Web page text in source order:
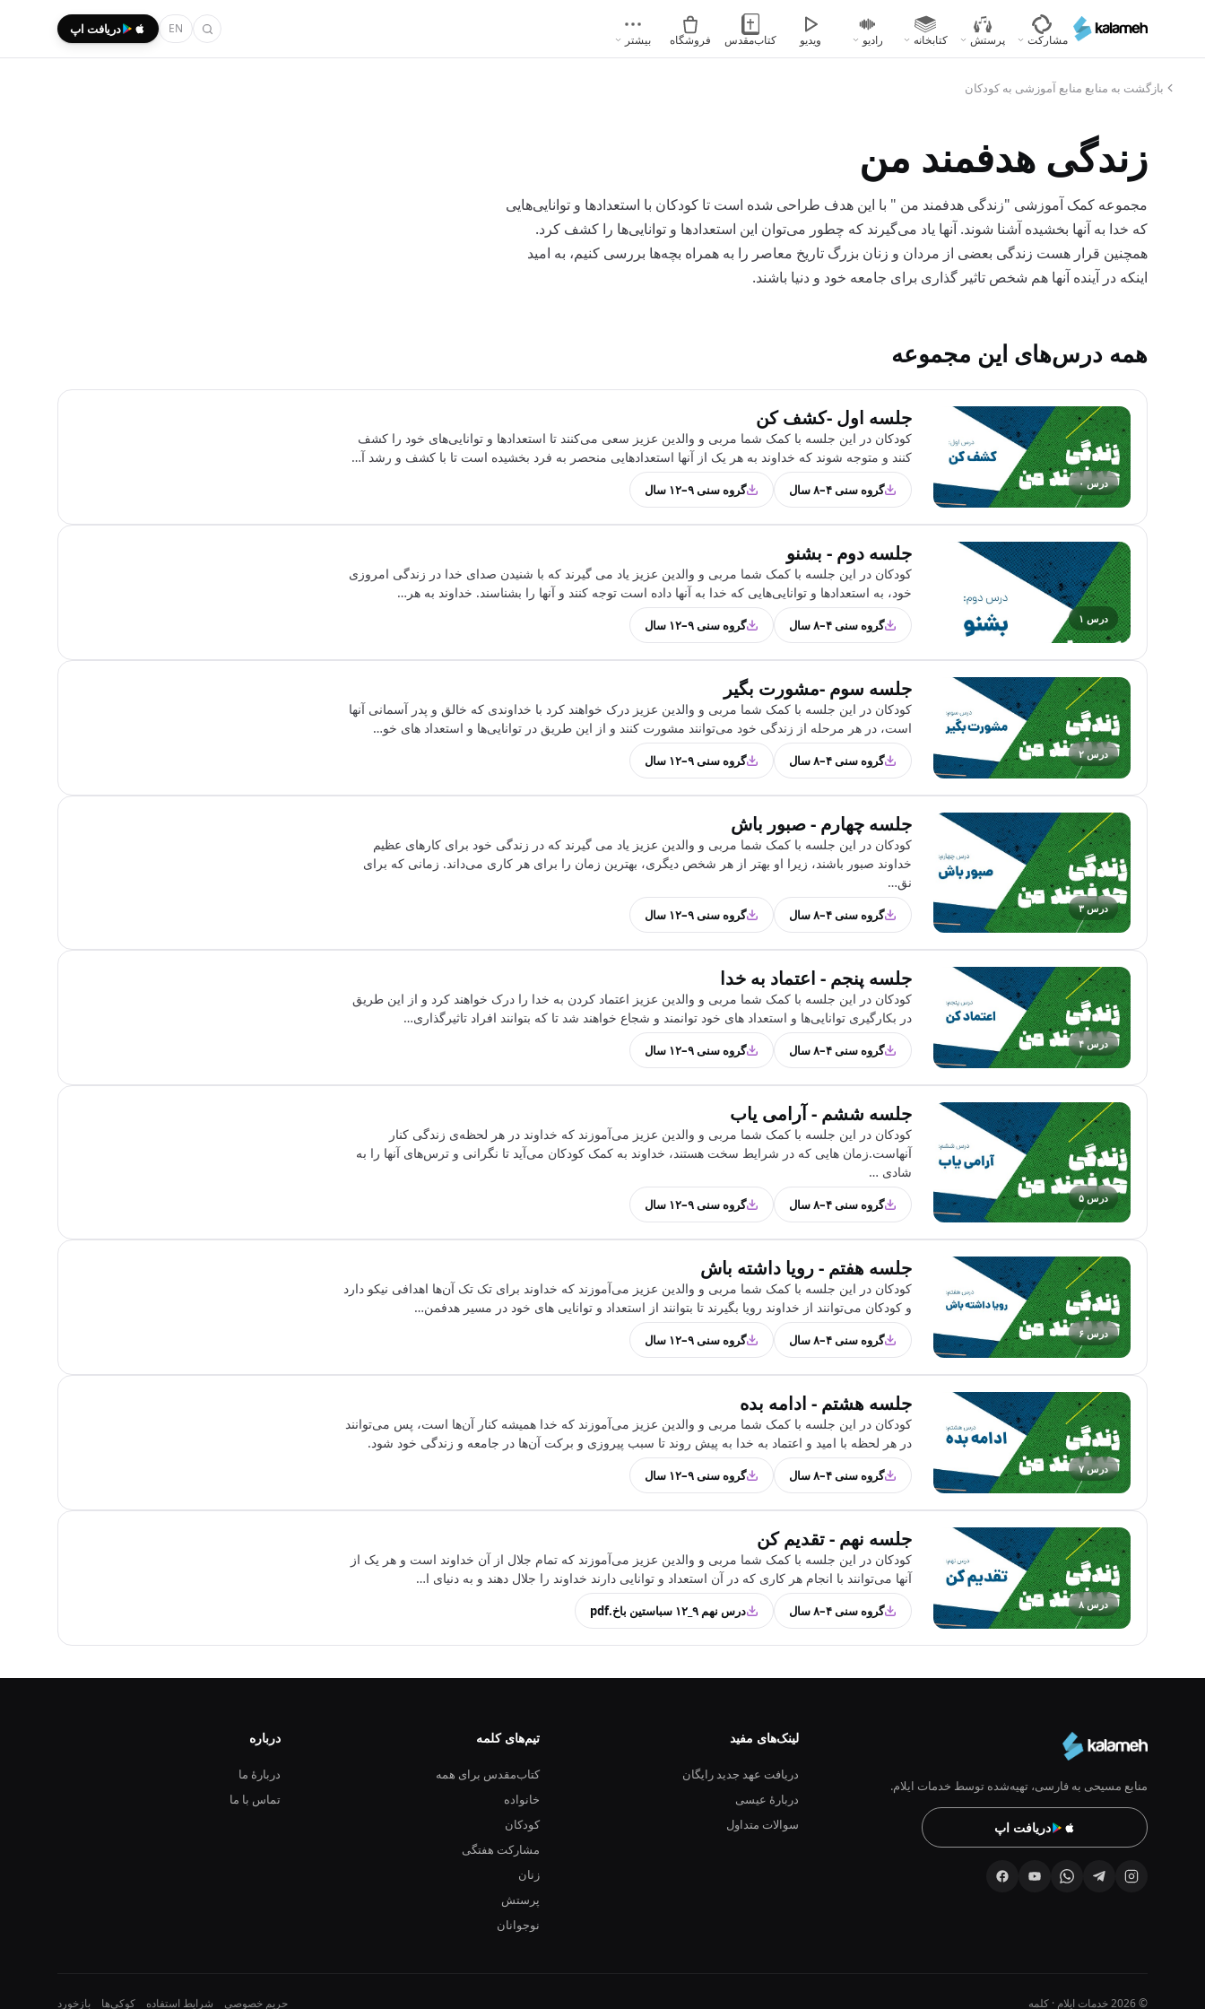
محتوای
مشارکت پرستش کتابخانه رادیو ویدیو کتاب‌مقدس فروشگاه بیشتر
EN دریافت اپ
بازگشت به منابع منابع آموزشی به کودکان
زندگی هدفمند من
مجموعه کمک آموزشی "زندگی هدفمند من " با این هدف طراحی شده است تا کودکان با استعدادها و توانایی‌هایی
که خدا به آنها بخشیده آشنا شوند. آنها یاد می‌گیرند که چطور می‌توان این استعدادها و توانایی‌ها را کشف کرد.
همچنین قرار هست زندگی بعضی از مردان و زنان بزرگ تاریخ معاصر را به همراه بچه‌ها بررسی کنیم، به امید
اینکه در آینده آنها هم شخص تاثیر گذاری برای جامعه خود و دنیا باشند.
همه درس‌های این مجموعه
درس ۰
جلسه اول -کشف کن
کودکان در این جلسه با کمک شما مربی و والدین عزیز سعی می‌کنند تا استعدادها و توانایی‌های خود را کشف
کنند و متوجه شوند که خداوند به هر یک از آنها استعدادهایی منحصر به فرد بخشیده است تا با کشف و رشد آ…
گروه سنی ۴–۸ سال گروه سنی ۹–۱۲ سال
درس ۱
جلسه دوم - بشنو
کودکان در این جلسه با کمک شما مربی و والدین عزیز یاد می گیرند که با شنیدن صدای خدا در زندگی امروزی
خود، به استعدادها و توانایی‌هایی که خدا به آنها داده است توجه کنند و آنها را بشناسند. خداوند به هر…
گروه سنی ۴–۸ سال گروه سنی ۹–۱۲ سال
درس ۲
جلسه سوم -مشورت بگیر
کودکان در این جلسه با کمک شما مربی و والدین عزیز درک خواهند کرد با خداوندی که خالق و پدر آسمانی آنها
است، در هر مرحله از زندگی خود می‌توانند مشورت کنند و از این طریق در توانایی‌‌ها و استعداد های خو…
گروه سنی ۴–۸ سال گروه سنی ۹–۱۲ سال
درس ۳
جلسه چهارم - صبور باش
کودکان در این جلسه با کمک شما مربی و والدین عزیز یاد می گیرند که در زندگی خود برای کارهای عظیم
خداوند صبور باشند، زیرا او بهتر از هر شخص دیگری، بهترین زمان را برای هر کاری می‌داند. زمانی که برای
نق…
گروه سنی ۴–۸ سال گروه سنی ۹–۱۲ سال
درس ۴
جلسه پنجم - اعتماد به خدا
کودکان در این جلسه با کمک شما مربی و والدین عزیز اعتماد کردن به خدا را درک خواهند کرد و از این طریق
در بکارگیری توانایی‌‌ها و استعداد های خود توانمند و شجاع خواهند شد تا که بتوانند افراد تاثیرگذاری…
گروه سنی ۴–۸ سال گروه سنی ۹–۱۲ سال
درس ۵
جلسه ششم - آرامی یاب
کودکان در این جلسه با کمک شما مربی و والدین عزیز می‌آموزند که خداوند در هر لحظه‌ی زندگی کنار
آنهاست.زمان هایی که در شرایط سخت هستند، خداوند به کمک کودکان می‌آید تا نگرانی و ترس‌های آنها را به
شادی …
گروه سنی ۴–۸ سال گروه سنی ۹–۱۲ سال
درس ۶
جلسه هفتم - رویا داشته باش
کودکان در این جلسه با کمک شما مربی و والدین عزیز می‌آموزند که خداوند برای تک تک آن‌ها اهدافی نیکو دارد
و کودکان می‌توانند از خداوند رویا بگیرند تا بتوانند از استعداد و توانایی های خود در مسیر هدفمن…
گروه سنی ۴–۸ سال گروه سنی ۹–۱۲ سال
درس ۷
جلسه هشتم - ادامه بده
کودکان در این جلسه با کمک شما مربی و والدین عزیز می‌آموزند که خدا همیشه کنار آن‌ها است، پس می‌توانند
در هر لحظه با امید و اعتماد به خدا به پیش روند تا سبب پیروزی و برکت آن‌ها در جامعه و زندگی خود شود.
گروه سنی ۴–۸ سال گروه سنی ۹–۱۲ سال
درس ۸
جلسه نهم - تقدیم کن
کودکان در این جلسه با کمک شما مربی و والدین عزیز می‌آموزند که تمام جلال از آن خداوند است و هر یک از
آنها می‌توانند با انجام هر کاری که در آن استعداد و توانایی دارند خداوند را جلال دهند و به دنیای ا…
گروه سنی ۴–۸ سال درس نهم ۹_۱۲ سباستین باخ.pdf
منابع مسیحی به فارسی، تهیه‌شده توسط خدمات ایلام.
دریافت اپ
لینک‌های مفید
دریافت عهد جدید رایگان
دربارهٔ عیسی
سوالات متداول
تیم‌های کلمه
کتاب‌مقدس برای همه
خانواده
کودکان
مشارکت هفتگی
زنان
پرستش
نوجوانان
درباره
دربارهٔ ما
تماس با ما
© 2026 خدمات ایلام · کلمه حریم خصوصی شرایط استفاده کوکی‌ها بازخورد